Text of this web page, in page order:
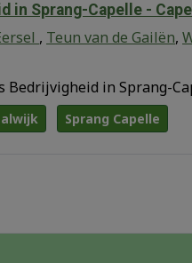
in Sprang-Capelle -
, Teun van de Gailën,
Bedrijvigheid in Sprang-
Sprang Capelle